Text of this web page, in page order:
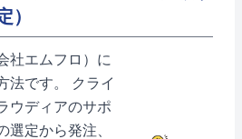
）
社エムフロ）に
法です。 クライ
ウディアのサポ
選定から発注、